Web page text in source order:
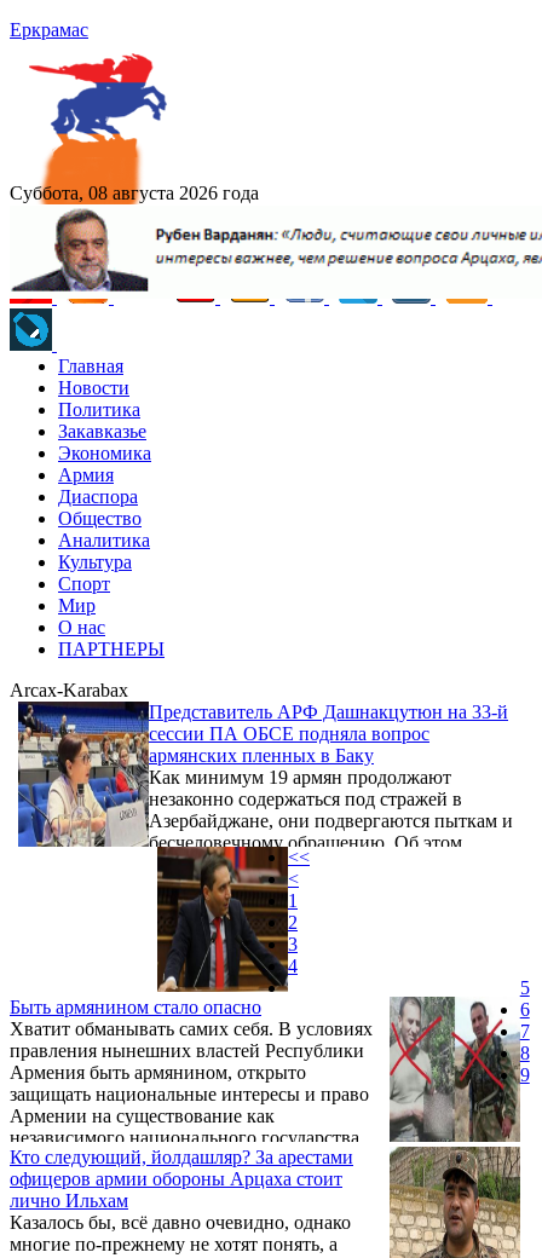
Еркрамас
Суббота, 08 августа 2026 года
Главная
Новости
Политика
Закавказье
Экономика
Армия
Диаспора
Общество
Аналитика
Культура
Спорт
Мир
О нас
ПАРТНЕРЫ
Arcax-Karabax
Представитель АРФ Дашнакцутюн на 33-й
сессии ПА ОБСЕ подняла вопрос
армянских пленных в Баку
Как минимум 19 армян продолжают
незаконно содержаться под стражей в
Азербайджане, они подвергаются пыткам и
бесчеловечному обращению. Об этом
армянский парламентарий, представитель
АРФ Дашнакцутюн Лилит Галстян заявила
на 33-й сессии ПА ОБСЕ в Гааге.
Быть армянином стало опасно
Хватит обманывать самих себя. В условиях
правления нынешних властей Республики
Армения быть армянином, открыто
защищать национальные интересы и право
Армении на существование как
независимого национального государства
становится опасно.
Кто следующий, йолдашляр? За арестами
офицеров армии обороны Арцаха стоит
лично Ильхам
Казалось бы, всё давно очевидно, однако
многие по-прежнему не хотят понять, а
<<
<
1
2
3
4
5
6
7
8
9